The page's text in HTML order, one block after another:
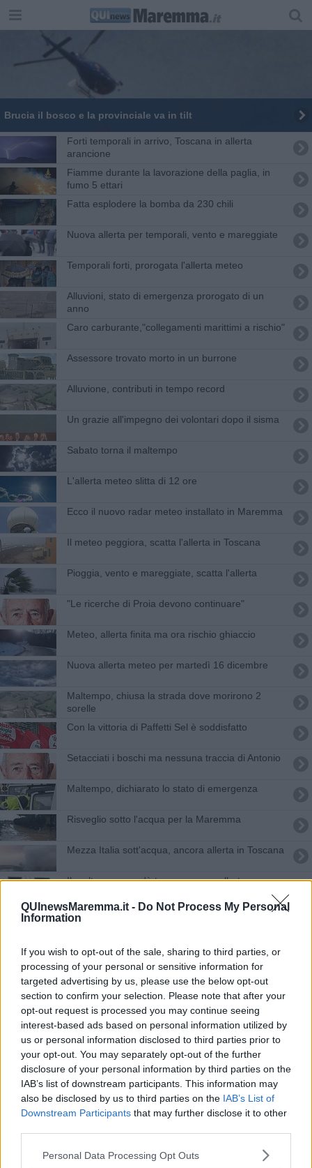
QUInewsMaremma.it - Do Not Process My Personal
Information
If you wish to opt-out of the sale, sharing to third parties, or
processing of your personal or sensitive information for
targeted advertising by us, please use the below opt-out
section to confirm your selection. Please note that after your
opt-out request is processed you may continue seeing
interest-based ads based on personal information utilized by
us or personal information disclosed to third parties prior to
your opt-out. You may separately opt-out of the further
disclosure of your personal information by third parties on the
IAB’s list of downstream participants. This information may
also be disclosed by us to third parties on the IAB’s List of
Downstream Participants that may further disclose it to other
Personal Data Processing Opt Outs
Brucia il bosco e la provinciale va in tilt
Forti temporali in arrivo, Toscana in allerta
arancione
Fiamme durante la lavorazione della paglia, in
fumo 5 ettari
Fatta esplodere la bomba da 230 chili
Nuova allerta per temporali, vento e mareggiate
Temporali forti, prorogata l'allerta meteo
Alluvioni, stato di emergenza prorogato di un
anno
Caro carburante,"collegamenti marittimi a rischio"
Assessore trovato morto in un burrone
Alluvione, contributi in tempo record
Un grazie all'impegno dei volontari dopo il sisma
Sabato torna il maltempo
L'allerta meteo slitta di 12 ore
Ecco il nuovo radar meteo installato in Maremma
Il meteo peggiora, scatta l'allerta in Toscana
Pioggia, vento e mareggiate, scatta l'allerta
"Le ricerche di Proia devono continuare"
Meteo, allerta finita ma ora rischio ghiaccio
Nuova allerta meteo per martedì 16 dicembre
Maltempo, chiusa la strada dove morirono 2
sorelle
Con la vittoria di Paffetti Sel è soddisfatto
Setacciati i boschi ma nessuna traccia di Antonio
Maltempo, dichiarato lo stato di emergenza
Risveglio sotto l'acqua per la Maremma
Mezza Italia sott'acqua, ancora allerta in Toscana
Il maltempo non dà tregua, nuova allerta
Maltempo, allerta massima per tutta la Toscana
costa
Allerta meteo, una nottata di vento e mareggiate
Maltempo, piogge fino a domenica
Nevicate in arrivo, scatta l'allerta
Il Giglio ricorda le vittime del naufragio
I danni del forte vento in Toscana
Maltempo, prorogata l'allerta meteo